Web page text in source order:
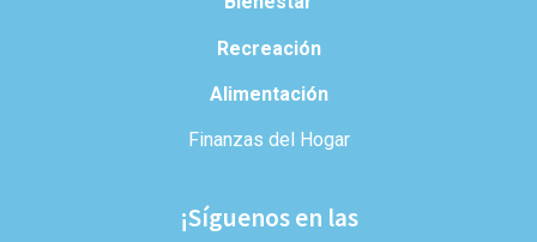
Recreación
Alimentación
Finanzas del Hogar
¡Síguenos en las